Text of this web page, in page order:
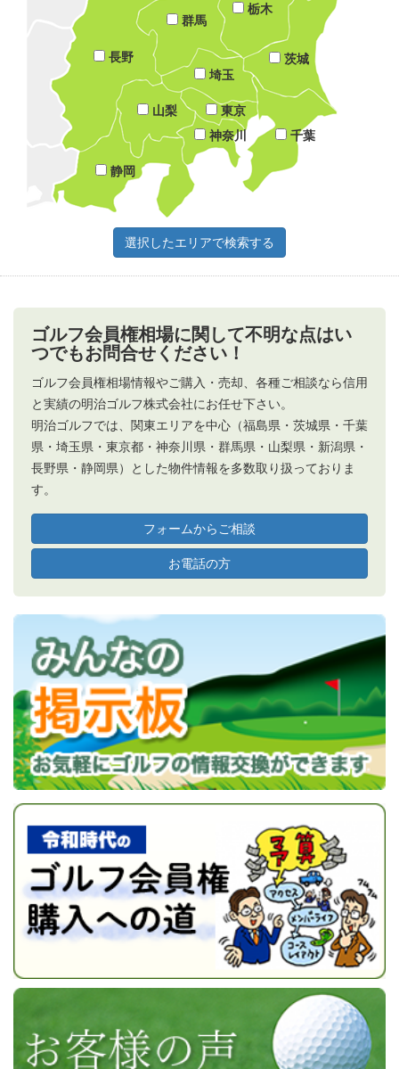
東京
神奈川
静岡
埼玉
千葉
茨城
栃木
群馬
山梨
長野
ゴルフ会員権相場に関して不明な点はい
つでもお問合せください！
ゴルフ会員権相場情報やご購入・売却、各種ご相談なら信用
と実績の明治ゴルフ株式会社にお任せ下さい。
明治ゴルフでは、関東エリアを中心（福島県・茨城県・千葉
県・埼玉県・東京都・神奈川県・群馬県・山梨県・新潟県・
長野県・静岡県）とした物件情報を多数取り扱っておりま
す。
フォームからご相談
お電話の方